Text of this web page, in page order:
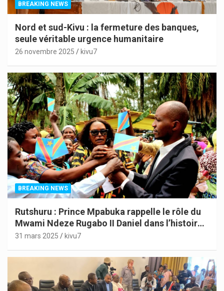
BREAKING NEWS
Nord et sud-Kivu : la fermeture des banques,
seule véritable urgence humanitaire
26 novembre 2025 kivu7
BREAKING NEWS
Rutshuru : Prince Mpabuka rappelle le rôle du
Mwami Ndeze Rugabo II Daniel dans l’histoire
de l’Indépendance du Congo
31 mars 2025 kivu7